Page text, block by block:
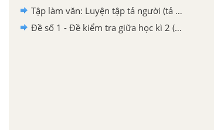
Tập làm văn: Luyện tập tả người (tả hoạt động) trang 150 SGK Tiếng Việt 5 tập 1
Đề số 1 - Đề kiểm tra giữa học kì 2 (Đề thi giữa học kì 2) – Tiếng Việt 5